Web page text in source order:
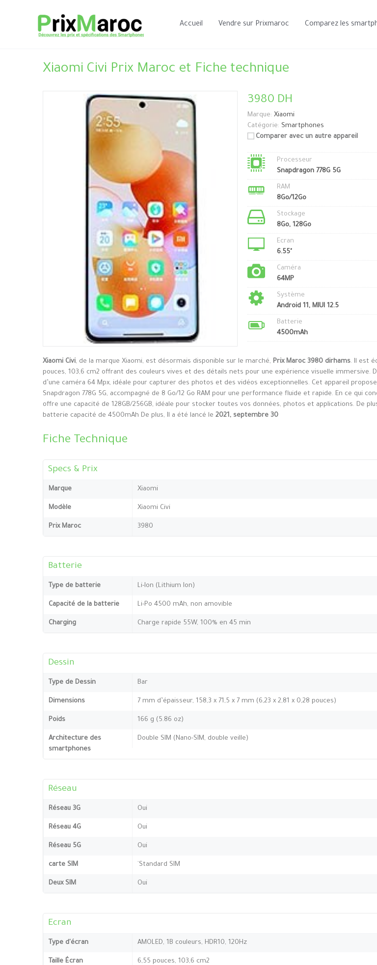
Accueil Vendre sur Prixmaroc Comparez les
Xiaomi Civi Prix Maroc et Fiche technique
3980 DH
Marque: Xiaomi
Catégorie: Smartphones
Comparer avec un autre appareil
Processeur
Snapdragon 778G 5G
RAM
8Go/12Go
Stockage
8Go, 128Go
Ecran
6.55"
Caméra
64MP
Système
Android 11, MIUI 12.5
Batterie
4500mAh
Xiaomi Civi, de la marque Xiaomi, est désormais disponible sur le marché, Prix Maroc 3980 dirhams. Il est
pouces, 103,6 cm2 offrant des couleurs vives et des détails nets pour une expérience visuelle immersive.
d’une caméra 64 Mpx, idéale pour capturer des photos et des vidéos exceptionnelles. Cet appareil
Snapdragon 778G 5G, accompagné de 8 Go/12 Go RAM pour une performance fluide et rapide. En ce qui
offre une capacité de 128GB/256GB, idéale pour stocker toutes vos données, photos et applications. De
batterie capacité de 4500mAh De plus, Il a été lancé le 2021, septembre 30
Fiche Technique
Specs & Prix
Marque Xiaomi
Modèle Xiaomi Civi
Prix Maroc 3980
Batterie
Type de batterie Li-Ion (Lithium Ion)
Capacité de la batterie Li-Po 4500 mAh, non amovible
Charging Charge rapide 55W, 100% en 45 min
Dessin
Type de Dessin Bar
Dimensions 7 mm d’épaisseur, 158,3 x 71,5 x 7 mm (6,23 x 2,81 x 0,28 pouces)
Poids 166 g (5.86 oz)
Architecture des
smartphones
Double SIM (Nano-SIM, double veille)
Réseau
Réseau 3G Oui
Réseau 4G Oui
Réseau 5G Oui
carte SIM `Standard SIM
Deux SIM Oui
Ecran
Type d'écran AMOLED, 1B couleurs, HDR10, 120Hz
Taille Écran 6,55 pouces, 103,6 cm2